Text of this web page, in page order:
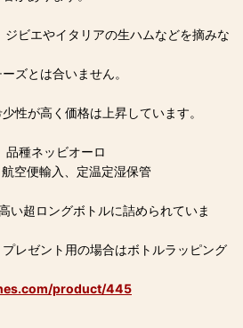
ビエやイタリアの生ハムなどを摘みな
ズとは合いません。
性が高く価格は上昇しています。
種ネッビオーロ
便輸入、定温定湿保管
い超ロングボトルに詰められていま
レゼント用の場合はボトルラッピング
product/445